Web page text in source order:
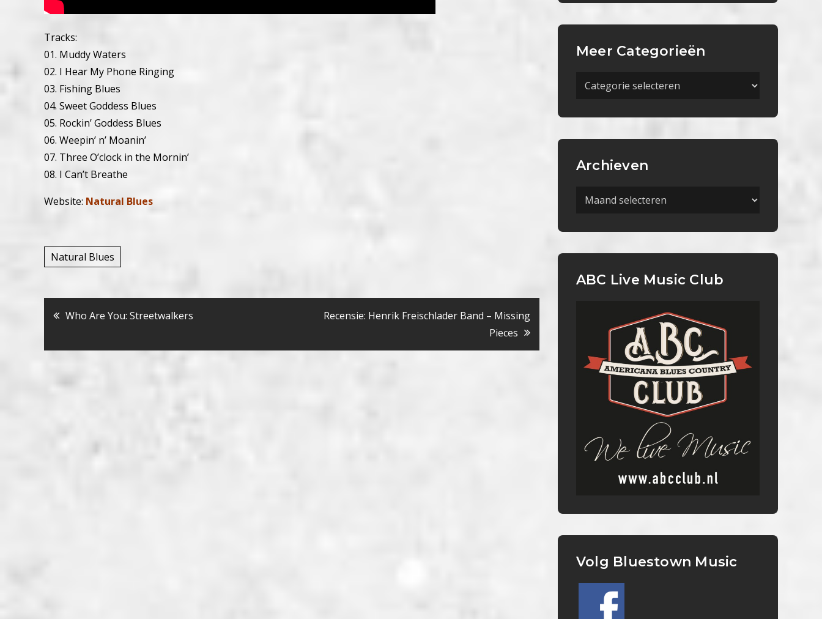
Tracks:
01. Muddy Waters
02. I Hear My Phone Ringing
03. Fishing Blues
04. Sweet Goddess Blues
05. Rockin’ Goddess Blues
06. Weepin’ n’ Moanin’
07. Three O’clock in the Mornin’
08. I Can’t Breathe
Website: Natural Blues
Natural Blues
Bericht
navigatie
Who Are You: Streetwalkers
Recensie: Henrik Freischlader Band – Missing
Pieces
Meer Categorieën
Meer
Archieven
Archieven
ABC Live Music Club
Volg Bluestown Music